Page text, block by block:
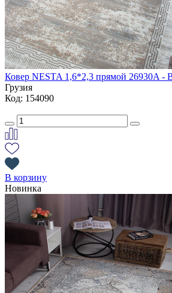
Ковер NESTA 1,6*2,3 прямой 26930A -
Грузия
Код: 154090
В корзину
Новинка